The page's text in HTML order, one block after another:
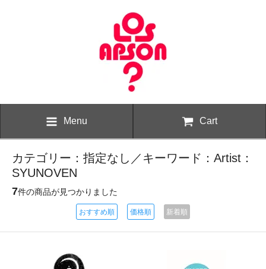
Menu Cart
カテゴリー：指定なし／キーワード：Artist：
SYUNOVEN
7件の商品が見つかりました
おすすめ順 価格順 新着順